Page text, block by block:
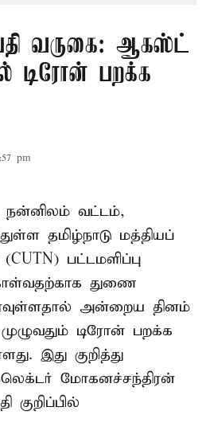
வருகை: ஆகஸ்ட்
டிரோன் பறக்க
pm
நன்னிலம் வட்டம்,
தமிழ்நாடு மத்தியப்
பட்டமளிப்பு
துணை
அன்றைய தினம்
டிரோன் பறக்க
இது குறித்து
மோகனச்சந்திரன்
குறிப்பில்